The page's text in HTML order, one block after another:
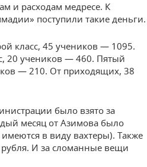
и расходам медресе. К
поступили такие деньги.
класс, 45 учеников — 1095.
20 учеников — 460. Пятый
— 210. От приходящих, 38
было взято за
месяц от Азимова было
в виду вахтеры). Также
И за сломанные вещи